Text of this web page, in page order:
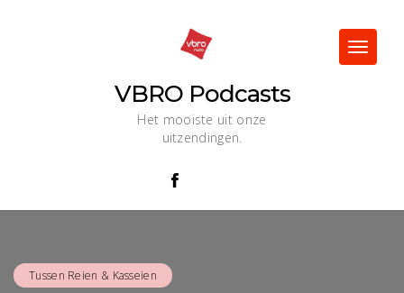
VBRO Podcasts
Het mooiste uit onze
uitzendingen.
Toggle
Tussen Reien & Kasseien